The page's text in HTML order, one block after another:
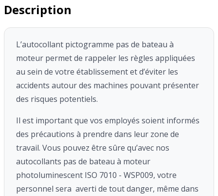
Description
L’autocollant pictogramme pas de bateau à
moteur permet de rappeler les règles appliquées
au sein de votre établissement et d’éviter les
accidents autour des machines pouvant présenter
des risques potentiels.
Il est important que vos employés soient informés
des précautions à prendre dans leur zone de
travail. Vous pouvez être sûre qu’avec nos
autocollants pas de bateau à moteur
photoluminescent ISO 7010 - WSP009, votre
personnel sera averti de tout danger, même dans